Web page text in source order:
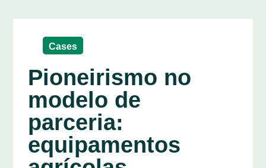
Pioneirismo no
modelo de
parceria:
equipamentos
Cases